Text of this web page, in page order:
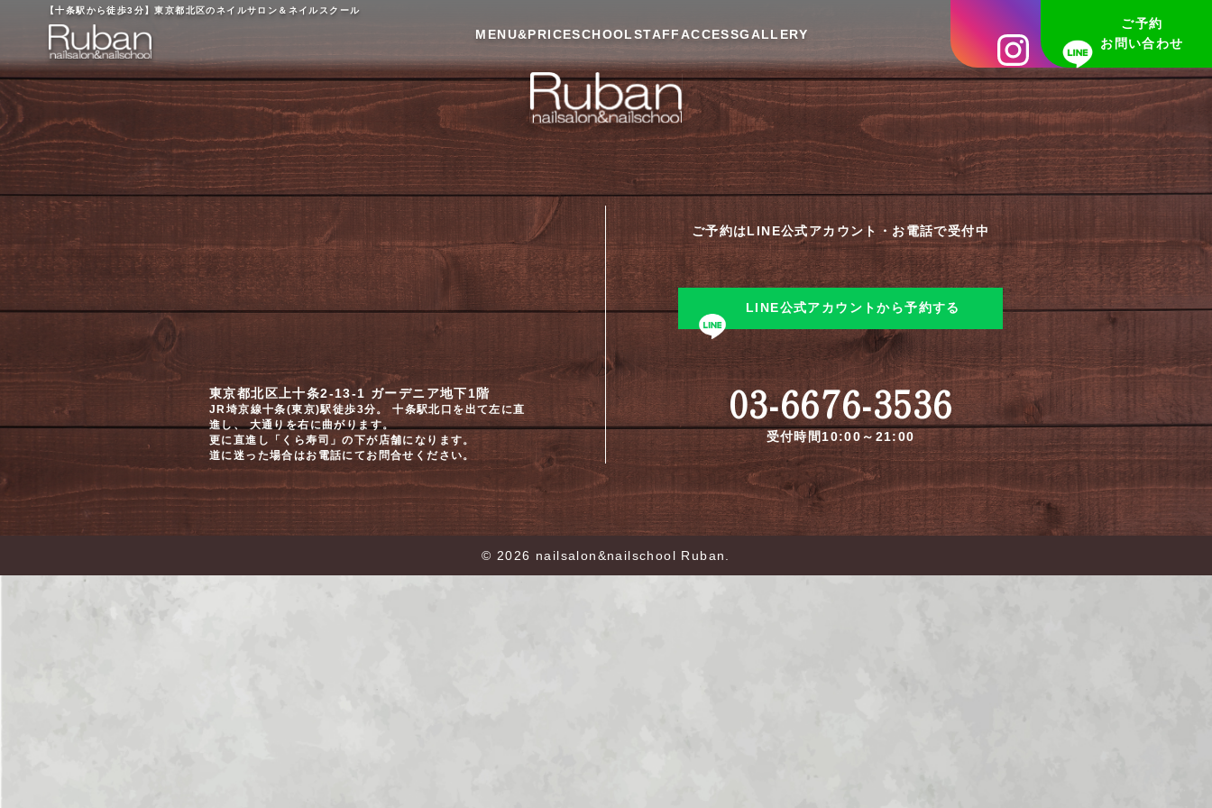
【十条駅から徒歩3分】東京都北区のネイルサロン＆ネイルスクール
MENU&PRICESCHOOLSTAFF ACCESSGALLERY
ご予約
お問い合わせ
東京都北区上十条2-13-1 ガーデニア地下1階
JR埼京線十条(東京)駅徒歩3分。 十条駅北口を出て左に直
進し、 大通りを右に曲がります。
更に直進し「くら寿司」の下が店舗になります。
道に迷った場合はお電話にてお問合せください。
ご予約はLINE公式アカウント・お電話で受付中
LINE公式アカウントから予約する
03-6676-3536
受付時間10:00～21:00
© 2026 nailsalon&nailschool Ruban.